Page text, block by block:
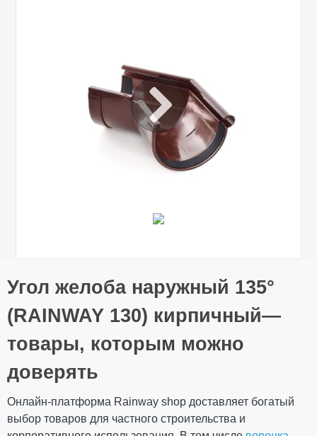
Общие характеристики
Тип системы
130/100 мм
Материал
Технология
Коекструзия (Co-
Размеры
Вес
Габариты
мм
Количество в
упаковке
20 шт
Оставьте свой отзыв
Ваше имя
Ваш отзыв
Угол желоба наружный 135°
(RAINWAY 130) кирпичный—
товары, которым можно
доверять
Онлайн-платформа Rainway shop доставляет богатый
выбор товаров для частного строительства и